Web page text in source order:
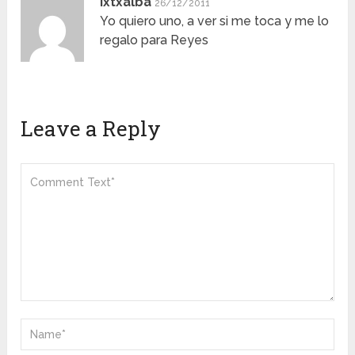
26/12/2011
Yo quiero uno, a ver si me toca y me lo
regalo para Reyes
Leave a Reply